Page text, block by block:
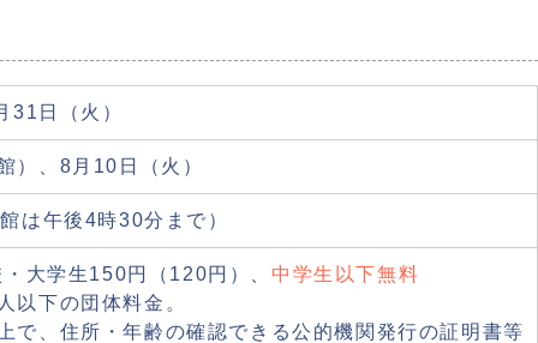
31日（火）
）、8月10日（火）
は午後4時30分まで）
大学生150円（120円）、 中学生以下無料
下の団体料金。
で、住所・年齢の確認できる公的機関発行の証明書等